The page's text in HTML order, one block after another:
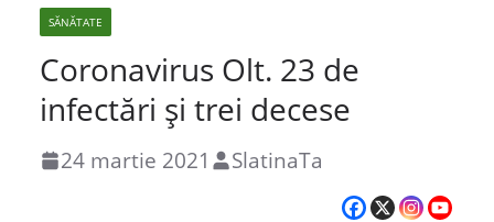
SĂNĂTATE
Coronavirus Olt. 23 de
infectări și trei decese
24 martie 2021 SlatinaTa